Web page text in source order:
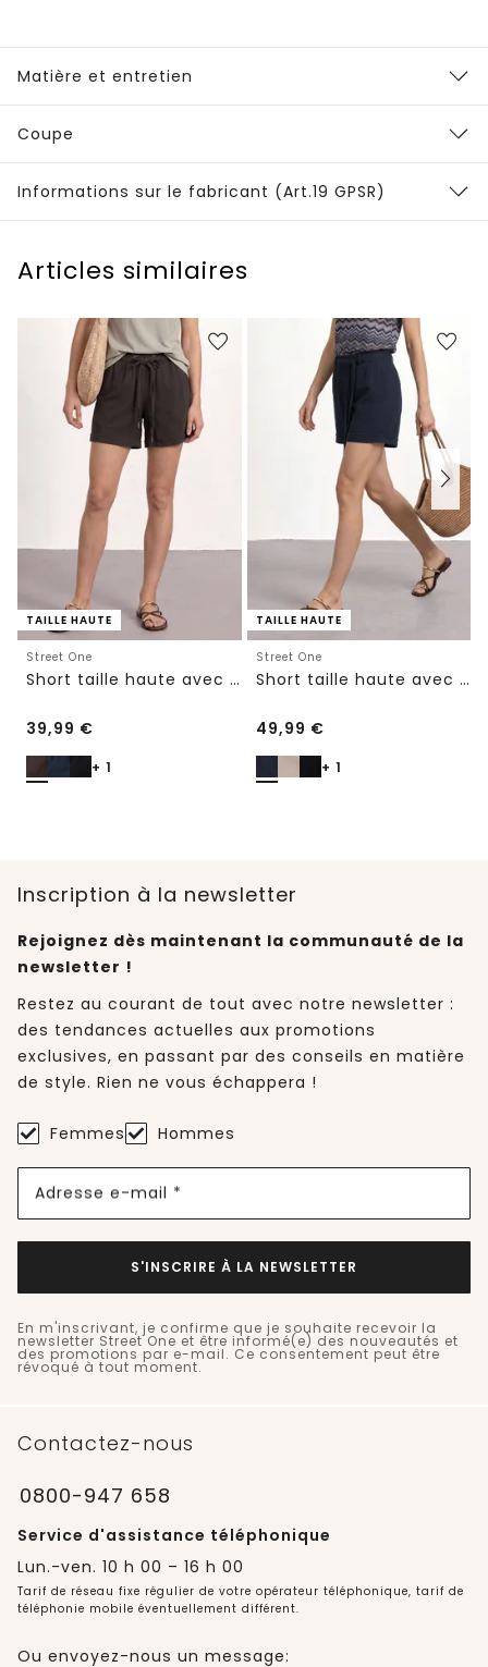
Matière et entretien
Coupe
Informations sur le fabricant (Art.19 GPSR)
Articles similaires
TAILLE HAUTE
Street One
Short taille haute avec ceinture paperbag
39,99 €
+ 1
TAILLE HAUTE
Street One
Short taille haute avec ceinture
49,99 €
+ 1
Inscription à la newsletter
Rejoignez dès maintenant la communauté de la
newsletter !
Restez au courant de tout avec notre newsletter :
des tendances actuelles aux promotions
exclusives, en passant par des conseils en matière
de style. Rien ne vous échappera !
Femmes Hommes
Adresse e-mail *
S'INSCRIRE À LA NEWSLETTER
En m'inscrivant, je confirme que je souhaite recevoir la
newsletter Street One et être informé(e) des nouveautés et
des promotions par e-mail. Ce consentement peut être
révoqué à tout moment.
Contactez-nous
0800-947 658
Service d'assistance téléphonique
Lun.-ven. 10 h 00 – 16 h 00
Tarif de réseau fixe régulier de votre opérateur téléphonique, tarif de
téléphonie mobile éventuellement différent.
Ou envoyez-nous un message: